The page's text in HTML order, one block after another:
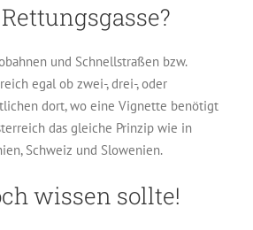
und Schnellstraßen bzw.
egal ob zwei-, drei-, oder
dort, wo eine Vignette benötigt
das gleiche Prinzip wie in
Schweiz und Slowenien.
wissen sollte!